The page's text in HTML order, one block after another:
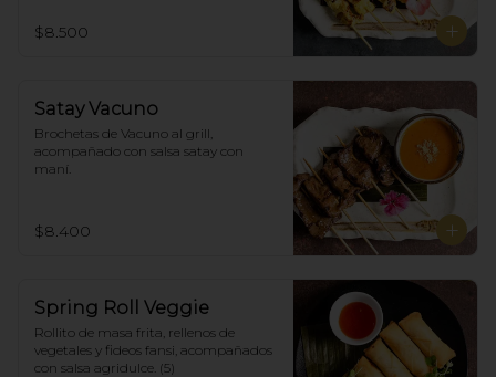
$8.500
Satay Vacuno
Brochetas de Vacuno al grill,
acompañado con salsa satay con
maní.
$8.400
Spring Roll Veggie
Rollito de masa frita, rellenos de
vegetales y fideos fansi, acompañados
con salsa agridulce. (5)